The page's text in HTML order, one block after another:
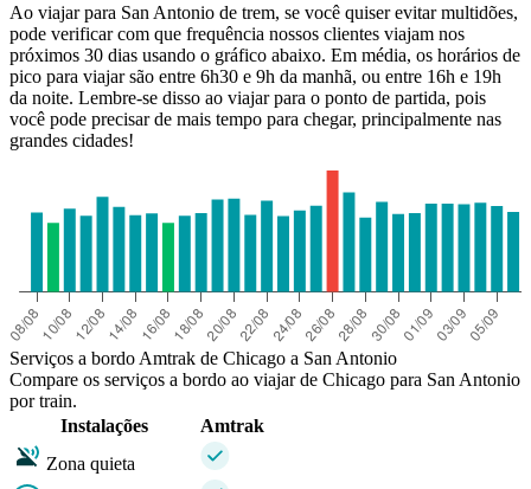
Ao viajar para San Antonio de trem, se você quiser evitar multidões,
pode verificar com que frequência nossos clientes viajam nos
próximos 30 dias usando o gráfico abaixo. Em média, os horários de
pico para viajar são entre 6h30 e 9h da manhã, ou entre 16h e 19h
da noite. Lembre-se disso ao viajar para o ponto de partida, pois
você pode precisar de mais tempo para chegar, principalmente nas
grandes cidades!
Serviços a bordo Amtrak de Chicago a San Antonio
Compare os serviços a bordo ao viajar de Chicago para San Antonio
por train.
Instalações
Amtrak
Zona quieta